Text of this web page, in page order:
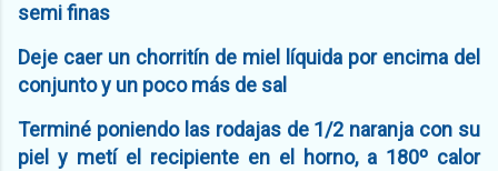
semi finas
Deje caer un chorritín de miel líquida por encima del
conjunto y un poco más de sal
Terminé poniendo las rodajas de 1/2 naranja con su
piel y metí el recipiente en el horno, a 180º calor